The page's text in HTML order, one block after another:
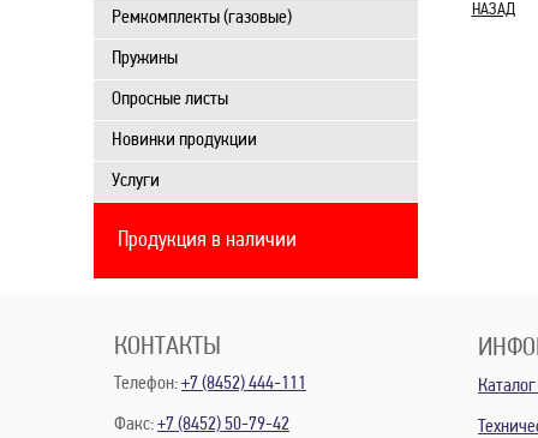
Ремкомплекты (газовые)
Пружины
Опросные листы
Новинки продукции
Услуги
Продукция в наличии
НАЗАД
КОНТАКТЫ
Телефон:+7 (8452) 444-111
Факс:+7 (8452) 50-79-42